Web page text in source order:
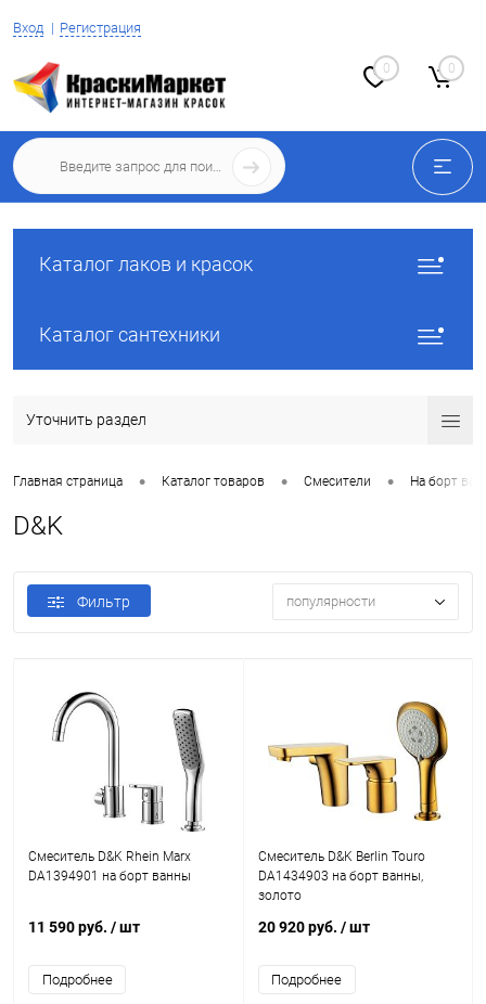
Вход Регистрация
0 0
Каталог лаков и красок
Каталог сантехники
Уточнить раздел
Главная страница • Каталог товаров • Смесители • На борт
D&K
Фильтр популярности
Смеситель D&K Rhein Marx
DA1394901 на борт ванны
11 590 руб. / шт
Подробнее
Смеситель D&K Berlin Touro
DA1434903 на борт ванны,
золото
20 920 руб. / шт
Подробнее